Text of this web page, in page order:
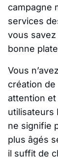
campagne
services
vous savez
bonne
Vous
création
attention et
utilisateurs
ne signifie
plus âgés
il suffit de